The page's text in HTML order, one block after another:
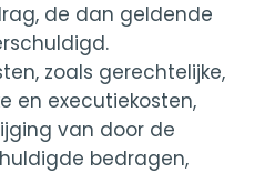
de dan geldende
zoals gerechtelijke,
en executiekosten,
van door de
bedragen,